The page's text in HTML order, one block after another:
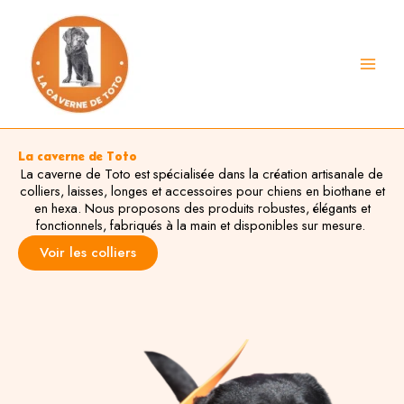
contenu
La caverne de Toto
La caverne de Toto est spécialisée dans la création artisanale de
colliers, laisses, longes et accessoires pour chiens en biothane et
en hexa. Nous proposons des produits robustes, élégants et
fonctionnels, fabriqués à la main et disponibles sur mesure.
Voir les colliers